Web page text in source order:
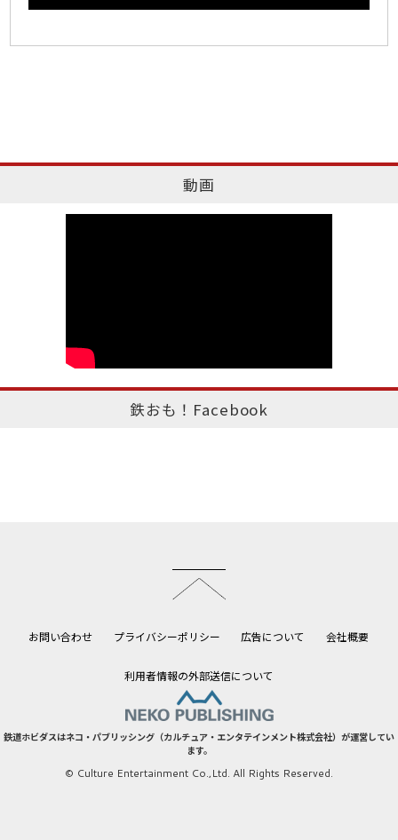
動画
鉄おも！Facebook
お問い合わせ プライバシーポリシー 広告について 会社概要
利用者情報の外部送信について
鉄道ホビダスはネコ・パブリッシング（カルチュア・エンタテインメント株式会社）が運営してい
ます。
© Culture Entertainment Co.,Ltd. All Rights Reserved.